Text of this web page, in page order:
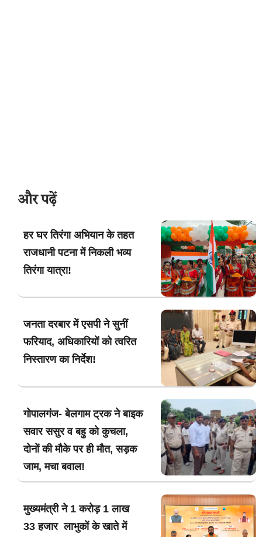
और पढ़ें
हर घर तिरंगा अभियान के तहत
राजधानी पटना में निकली भव्य
तिरंगा यात्रा!
जनता दरबार में एसपी ने सुनीं
फरियाद, अधिकारियों को त्वरित
निस्तारण का निर्देश!
गोपालगंज- बेलगाम ट्रक ने बाइक
सवार ससुर व बहु को कुचला,
दोनों की मौके पर ही मौत, सड़क
जाम, मचा बवाल!
मुख्यमंत्री ने 1 करोड़ 1 लाख
33 हजार लाभुकों के खाते में